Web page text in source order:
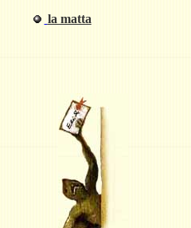
la matta